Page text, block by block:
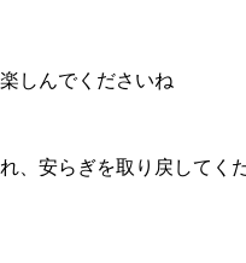
しんでくださいね
、安らぎを取り戻してく